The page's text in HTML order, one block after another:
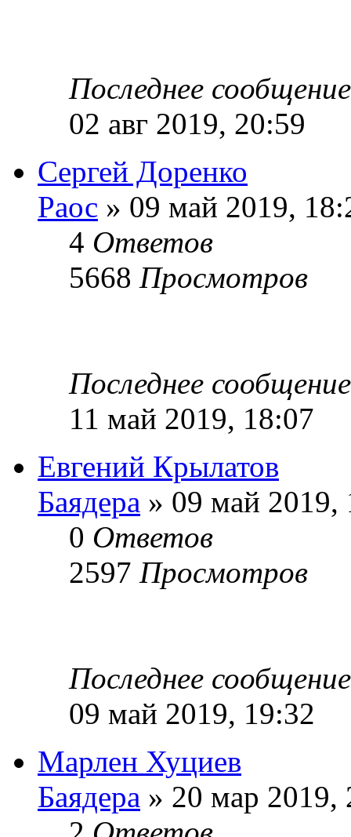
Последнее
02 авг 2019, 20:59
Сергей Доренко
Раос » 09 май 2019,
4 Ответов
5668 Просмотров
Последнее
11 май 2019, 18:07
Евгений Крылатов
Баядера » 09 май 2019,
0 Ответов
2597 Просмотров
Последнее
09 май 2019, 19:32
Марлен Хуциев
Баядера » 20 мар 2019,